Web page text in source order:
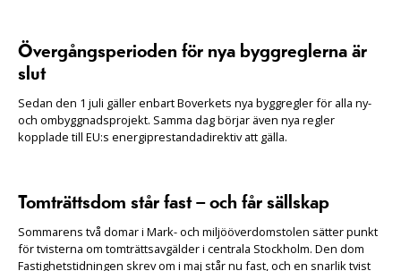
Övergångsperioden för nya byggreglerna är
slut
Sedan den 1 juli gäller enbart Boverkets nya byggregler för alla ny-
och ombyggnadsprojekt. Samma dag börjar även nya regler
kopplade till EU:s energiprestandadirektiv att gälla.
Tomträttsdom står fast – och får sällskap
Sommarens två domar i Mark- och miljööverdomstolen sätter punkt
för tvisterna om tomträttsavgälder i centrala Stockholm. Den dom
Fastighetstidningen skrev om i maj står nu fast, och en snarlik tvist